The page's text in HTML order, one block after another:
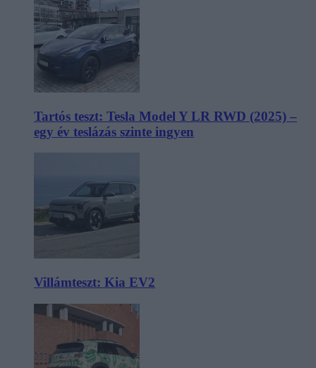
Tartós teszt: Tesla Model Y LR RWD (2025) –
egy év teslázás szinte ingyen
Villámteszt: Kia EV2